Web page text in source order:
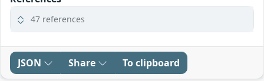
47 references
JSON Share To clipboard